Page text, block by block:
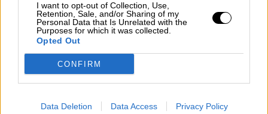
I want to opt-out of Collection, Use,
Retention, Sale, and/or Sharing of my
Personal Data that Is Unrelated with the
Purposes for which it was collected.
Opted Out
CONFIRM
Data Deletion Data Access Privacy Policy
El BBVA y el Banco Sabadell
confirman un proceso de negociación
para su fusión que los posicionaría
como el segundo banco de España